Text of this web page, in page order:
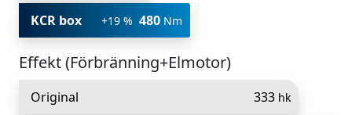
KCR box +19 % 480 Nm
Effekt (Förbränning+Elmotor)
Original 333 hk